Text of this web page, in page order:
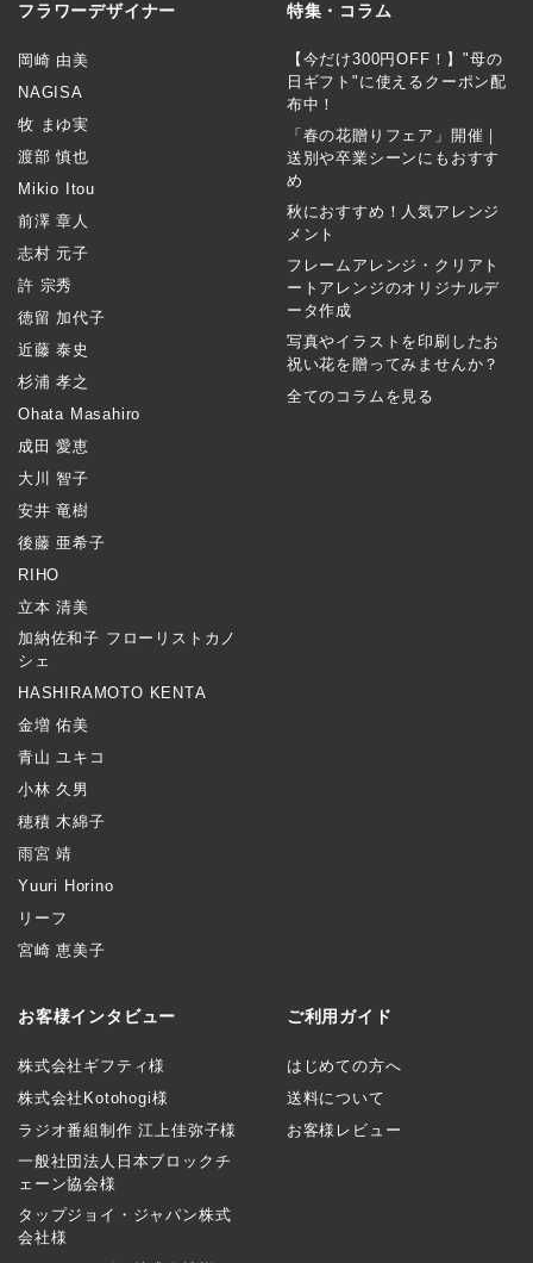
フラワーデザイナー
岡崎 由美
NAGISA
牧 まゆ実
渡部 慎也
Mikio Itou
前澤 章人
志村 元子
許 宗秀
徳留 加代子
近藤 泰史
杉浦 孝之
Ohata Masahiro
成田 愛恵
大川 智子
安井 竜樹
後藤 亜希子
RIHO
立本 清美
加納佐和子 フローリストカノ
シェ
HASHIRAMOTO KENTA
金増 佑美
青山 ユキコ
小林 久男
穂積 木綿子
雨宮 靖
Yuuri Horino
リーフ
宮崎 恵美子
特集・コラム
【今だけ300円OFF！】"母の
日ギフト"に使えるクーポン配
布中！
「春の花贈りフェア」開催｜
送別や卒業シーンにもおすす
め
秋におすすめ！人気アレンジ
メント
フレームアレンジ・クリアト
ートアレンジのオリジナルデ
ータ作成
写真やイラストを印刷したお
祝い花を贈ってみませんか？
全てのコラムを見る
お客様インタビュー
株式会社ギフティ様
株式会社Kotohogi様
ラジオ番組制作 江上佳弥子様
一般社団法人日本ブロックチ
ェーン協会様
タップジョイ・ジャパン株式
会社様
ご利用ガイド
はじめての方へ
送料について
お客様レビュー